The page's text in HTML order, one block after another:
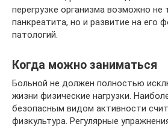
перегрузке организма возможно не
панкреатита, но и развитие на его
патологий.
Когда можно заниматься
Больной не должен полностью
жизни физические нагрузки.
безопасным видом активности
физкультура. Регулярные